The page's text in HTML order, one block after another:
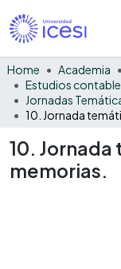
Home Academia
10. Jornada
memorias.